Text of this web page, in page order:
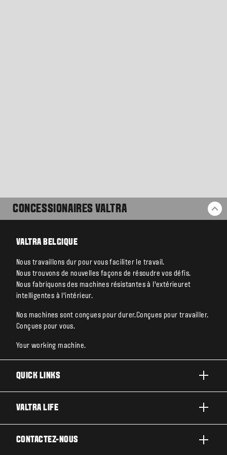
CONCESSIONAIRES VALTRA
VALTRA BELGIQUE
Nous travaillons dur pour vous faciliter le travail.
Nous trouvons de nouvelles façons de résoudre vos défis.
Nous fabriquons des machines résistantes à l’extérieuret
intelligentes à l’intérieur.
Nos machines sont conçues pour durer.Conçues pour travailler.
Conçues pour vous.
Your working machine.
QUICK LINKS
VALTRA LIFE
CONTACTEZ-NOUS